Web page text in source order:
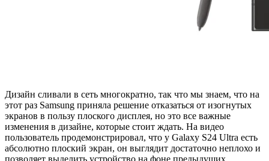
Дизайн сливали в сеть многократно, так что мы знаем, что на
этот раз Samsung приняла решение отказаться от изогнутых
экранов в пользу плоского дисплея, но это все важные
изменения в дизайне, которые стоит ждать. На видео
пользователь продемонстрировал, что у Galaxy S24 Ultra есть
абсолютно плоский экран, он выглядит достаточно неплохо и
позволяет выделить устройство на фоне предыдущих